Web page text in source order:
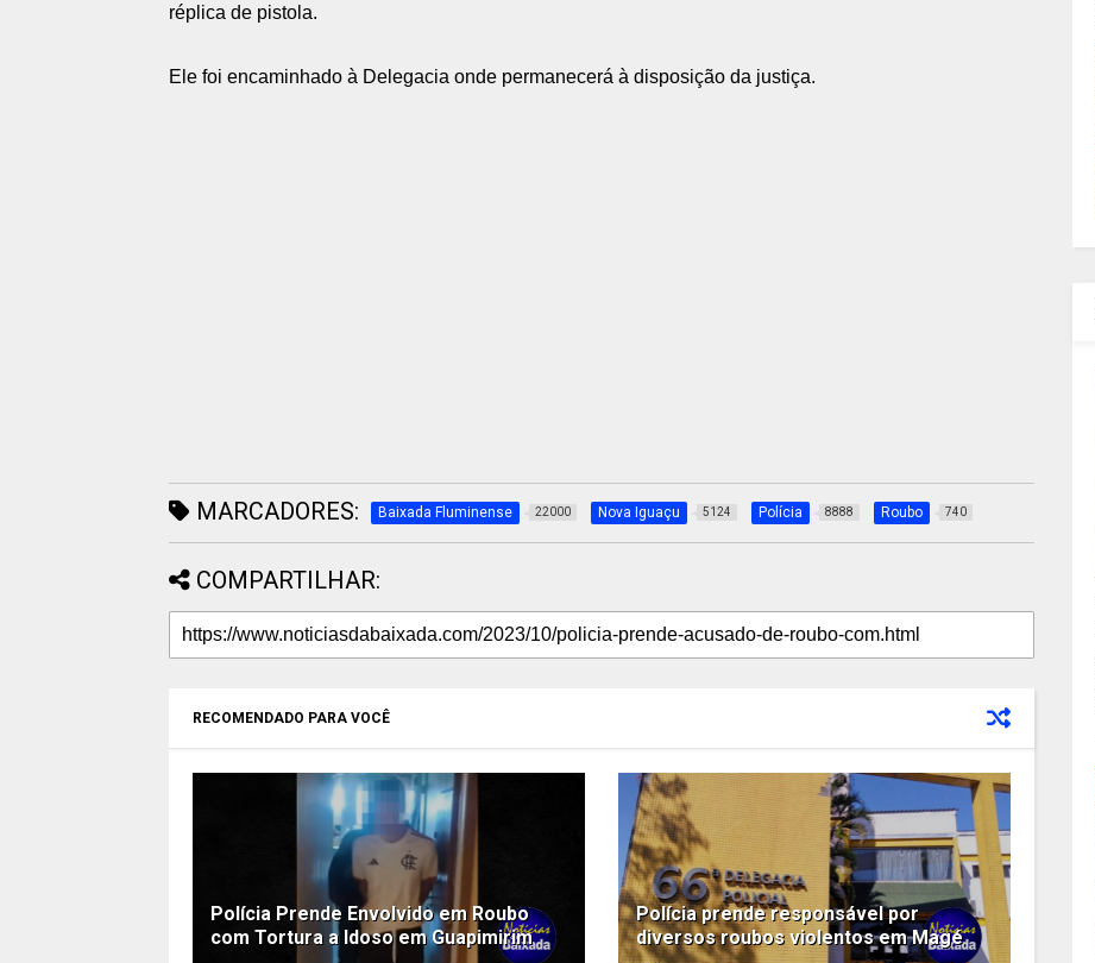
réplica de pistola.
Ele foi encaminhado à Delegacia onde permanecerá à disposição da justiça.
MARCADORES: Baixada Fluminense 22000 Nova Iguaçu 5124 Polícia 8888 Roubo 740
COMPARTILHAR:
RECOMENDADO PARA VOCÊ
Polícia Prende Envolvido em Roubo
com Tortura a Idoso em Guapimirim
Polícia prende responsável por
diversos roubos violentos em Magé